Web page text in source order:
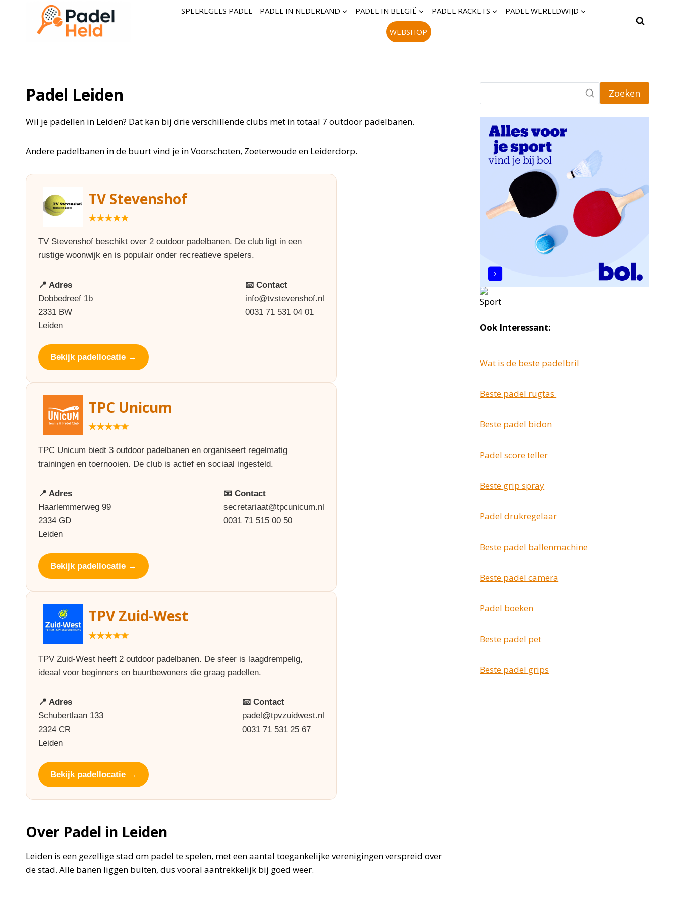
SPELREGELS PADEL PADEL IN NEDERLAND PADEL IN BELGIË PADEL RACKETS PADEL WERELDWIJD
WEBSHOP
Padel Leiden
Wil je padellen in Leiden? Dat kan bij drie verschillende clubs met in totaal 7 outdoor padelbanen.
Andere padelbanen in de buurt vind je in Voorschoten, Zoeterwoude en Leiderdorp.
TV Stevenshof
★★★★★
TV Stevenshof beschikt over 2 outdoor padelbanen. De club ligt in een
rustige woonwijk en is populair onder recreatieve spelers.
📍 Adres
Dobbedreef 1b
2331 BW
Leiden
📧 Contact
info@tvstevenshof.nl
0031 71 531 04 01
Bekijk padellocatie →
TPC Unicum
★★★★★
TPC Unicum biedt 3 outdoor padelbanen en organiseert regelmatig
trainingen en toernooien. De club is actief en sociaal ingesteld.
📍 Adres
Haarlemmerweg 99
2334 GD
Leiden
📧 Contact
secretariaat@tpcunicum.nl
0031 71 515 00 50
Bekijk padellocatie →
TPV Zuid-West
★★★★★
TPV Zuid-West heeft 2 outdoor padelbanen. De sfeer is laagdrempelig,
ideaal voor beginners en buurtbewoners die graag padellen.
📍 Adres
Schubertlaan 133
2324 CR
Leiden
📧 Contact
padel@tpvzuidwest.nl
0031 71 531 25 67
Bekijk padellocatie →
Over Padel in Leiden
Leiden is een gezellige stad om padel te spelen, met een aantal toegankelijke verenigingen verspreid over
de stad. Alle banen liggen buiten, dus vooral aantrekkelijk bij goed weer.
Zoeken
Ook Interessant:
Wat is de beste padelbril
Beste padel rugtas
Beste padel bidon
Padel score teller
Beste grip spray
Padel drukregelaar
Beste padel ballenmachine
Beste padel camera
Padel boeken
Beste padel pet
Beste padel grips